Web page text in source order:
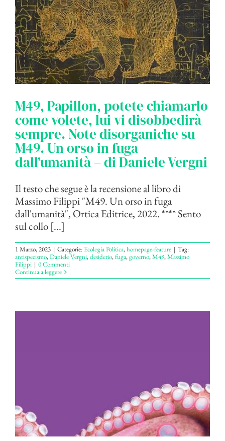
M49, Papillon, potete chiamarlo
come volete, lui vi disobbedirà
sempre. Note disorganiche su
M49. Un orso in fuga
dall’umanità – di Daniele Vergni
Il testo che segue è la recensione al libro di
Massimo Filippi "M49. Un orso in fuga
dall'umanità", Ortica Editrice, 2022. **** Sento
sul collo [...]
1 Marzo, 2023 | Categorie:Ecologia Politica,homepage-feature | Tag:
antispecismo,Daniele Vergni,desiderio,fuga,governo,M49,Massimo
Filippi | 0 Commenti
Continua a leggere